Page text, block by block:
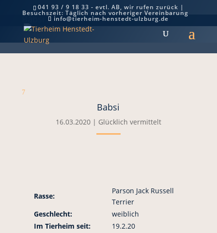
041 93 / 9 18 33 - evtl. AB, wir rufen zurück |
Besuchszeit: Täglich nach vorheriger Vereinbarung
info@tierheim-henstedt-ulzburg.de
Babsi
7
Babsi
16.03.2020| Glücklich vermittelt
Rasse:
Parson Jack Russell
Terrier
Geschlecht:
weiblich
Im Tierheim seit:
19.2.20